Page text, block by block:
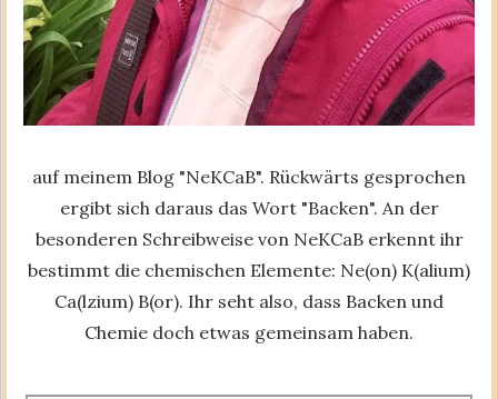
auf meinem Blog "NeKCaB". Rückwärts gesprochen
ergibt sich daraus das Wort "Backen". An der
besonderen Schreibweise von NeKCaB erkennt ihr
bestimmt die chemischen Elemente: Ne(on) K(alium)
Ca(lzium) B(or). Ihr seht also, dass Backen und
Chemie doch etwas gemeinsam haben.